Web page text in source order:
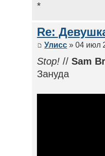
*
Re:
Улисс » 04 июл
Stop! //Sam
Зануда